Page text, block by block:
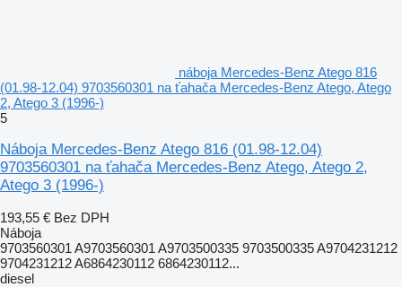
náboja Mercedes-Benz Atego 816
(01.98-12.04) 9703560301 na ťahača Mercedes-Benz Atego, Atego
2, Atego 3 (1996-)
5
Náboja Mercedes-Benz Atego 816 (01.98-12.04)
9703560301 na ťahača Mercedes-Benz Atego, Atego 2,
Atego 3 (1996-)
193,55 € Bez DPH
Náboja
9703560301 A9703560301 A9703500335 9703500335 A9704231212
9704231212 A6864230112 6864230112...
diesel